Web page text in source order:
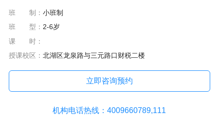
班 制： 小班制
班 型： 2-6岁
课 时：
授课校区： 北湖区龙泉路与三元路口财税二楼
立即咨询预约
机构电话热线：4009660789,111